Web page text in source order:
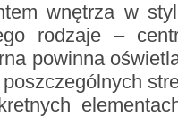
wnętrza w
rodzaje –
powinna